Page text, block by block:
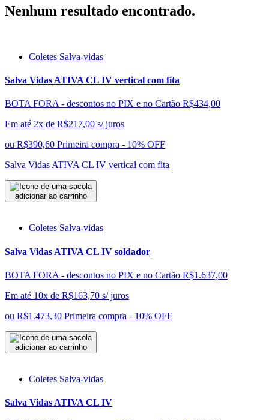
Nenhum resultado encontrado.
Coletes Salva-vidas
Salva Vidas ATIVA CL IV vertical com fita
BOTA FORA - descontos no PIX e no Cartão R$434,00
Em até 2x de R$217,00 s/ juros
ou R$390,60 Primeira compra - 10% OFF
Salva Vidas ATIVA CL IV vertical com fita
adicionar ao carrinho
Coletes Salva-vidas
Salva Vidas ATIVA CL IV soldador
BOTA FORA - descontos no PIX e no Cartão R$1.637,00
Em até 10x de R$163,70 s/ juros
ou R$1.473,30 Primeira compra - 10% OFF
adicionar ao carrinho
Coletes Salva-vidas
Salva Vidas ATIVA CL IV